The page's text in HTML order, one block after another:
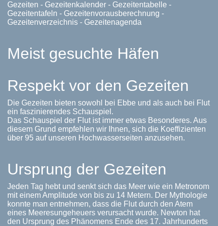
Gezeiten - Gezeitenkalender - Gezeitentabelle -
Gezeitentafeln - Gezeitenvorausberechnung -
Gezeitenverzeichnis - Gezeitenagenda
Meist gesuchte Häfen
Respekt vor den Gezeiten
Die Gezeiten bieten sowohl bei Ebbe und als auch bei Flut
ein faszinierendes Schauspiel.
Das Schauspiel der Flut ist immer etwas Besonderes. Aus
diesem Grund empfehlen wir Ihnen, sich die Koeffizienten
über 95 auf unseren Hochwasserseiten anzusehen.
Ursprung der Gezeiten
Jeden Tag hebt und senkt sich das Meer wie ein Metronom
mit einem Amplitude von bis zu 14 Metern. Der Mythologie
konnte man entnehmen, dass die Flut durch den Atem
eines Meeresungeheuers verursacht wurde. Newton hat
den Ursprung des Phänomens Ende des 17. Jahrhunderts